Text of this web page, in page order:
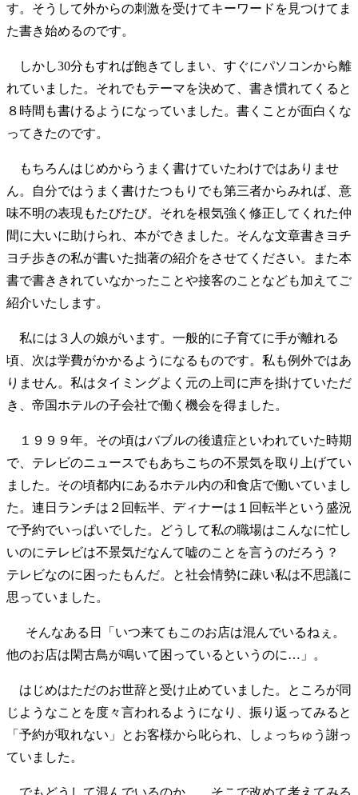
す。そうして外からの刺激を受けてキーワードを見つけてま
た書き始めるのです。
しかし30分もすれば飽きてしまい、すぐにパソコンから離
れていました。それでもテーマを決めて、書き慣れてくると
８時間も書けるようになっていました。書くことが面白くな
ってきたのです。
もちろんはじめからうまく書けていたわけではありませ
ん。自分ではうまく書けたつもりでも第三者からみれば、意
味不明の表現もたびたび。それを根気強く修正してくれた仲
間に大いに助けられ、本ができました。そんな文章書きヨチ
ヨチ歩きの私が書いた拙著の紹介をさせてください。また本
書で書ききれていなかったことや接客のことなども加えてご
紹介いたします。
私には３人の娘がいます。一般的に子育てに手が離れる
頃、次は学費がかかるようになるものです。私も例外ではあ
りません。私はタイミングよく元の上司に声を掛けていただ
き、帝国ホテルの子会社で働く機会を得ました。
１９９９年。その頃はバブルの後遺症といわれていた時期
で、テレビのニュースでもあちこちの不景気を取り上げてい
ました。その頃都内にあるホテル内の和食店で働いていまし
た。連日ランチは２回転半、ディナーは１回転半という盛況
で予約でいっぱいでした。どうして私の職場はこんなに忙し
いのにテレビは不景気だなんて嘘のことを言うのだろう？
テレビなのに困ったもんだ。と社会情勢に疎い私は不思議に
思っていました。
そんなある日「いつ来てもこのお店は混んでいるねぇ。
他のお店は閑古鳥が鳴いて困っているというのに…」。
はじめはただのお世辞と受け止めていました。ところが同
じようなことを度々言われるようになり、振り返ってみると
「予約が取れない」とお客様から叱られ、しょっちゅう謝っ
ていました。
でもどうして混んでいるのか…。そこで改めて考えてみる